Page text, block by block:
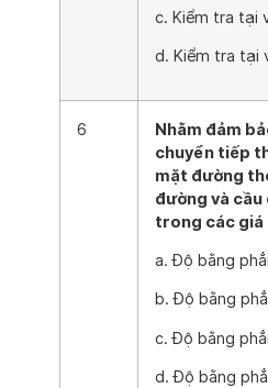
c. Kiểm tra tại
d. Kiểm tra tại
6
Nhằm đảm
chuyển tiếp
mặt đường
đường và
trong các giá
a. Độ bằng
b. Độ bằng
c. Độ bằng
d. Độ bằng